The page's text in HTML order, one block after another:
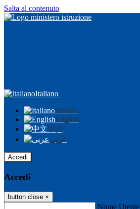
Salta al contenuto
Italiano
Italiano
English
中文
عربى
Accedi
Accedi
button close ×
Nome Utente